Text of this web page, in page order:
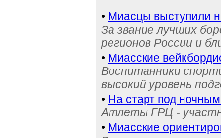
• Миасцы выступили
За звание лучших
регионов России и
• Миасские
Воспитанники
высокий уровень
• На старт под
Атлеты ГРЦ -
• Миасские